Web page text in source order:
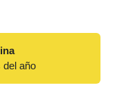
del año